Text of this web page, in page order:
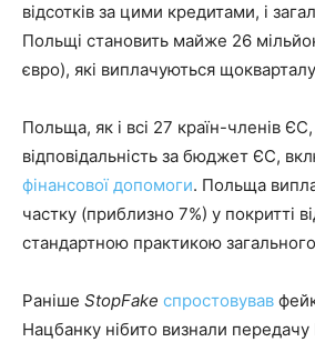
відсотків за цими кредитами, і
Польщі становить майже 26
євро), які виплачуються
Польща, як і всі 27 країн-членів
відповідальність за бюджет ЄС,
фінансової допомоги. Польща
частку (приблизно 7%) у покритті
стандартною практикою
Раніше StopFake спростовував
Нацбанку нібито визнали